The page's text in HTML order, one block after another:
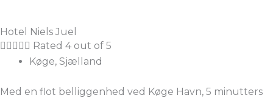
Hotel Niels Juel
 Rated 4 out of 5
Køge, Sjælland
Med en flot belliggenhed ved Køge Havn, 5 minutters